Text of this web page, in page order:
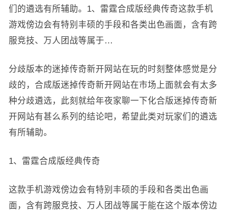
们的遴选有所辅助。1、雷霆合成版经典传奇这款手机
游戏傍边会有特别丰硕的手段和各类出色画面，含有跨
服竞技、万人团战等属于…
分歧版本的迷掉传奇新开网站在玩的时刻整体感觉是分
歧的，合成版迷掉传奇新开网站在市场上面就会有太多
种分歧遴选，此刻就给年夜家聊一下化合版迷掉传奇新
开网站有甚么系列的结论吧，希望此类对玩家们的遴选
有所辅助。
1、雷霆合成版经典传奇
这款手机游戏傍边会有特别丰硕的手段和各类出色画
面，含有跨服竞技、万人团战等属于能在这个版本傍边